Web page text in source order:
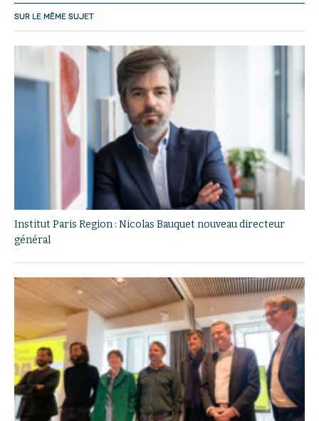
SUR LE MÊME SUJET
Institut Paris Region : Nicolas Bauquet nouveau directeur
général